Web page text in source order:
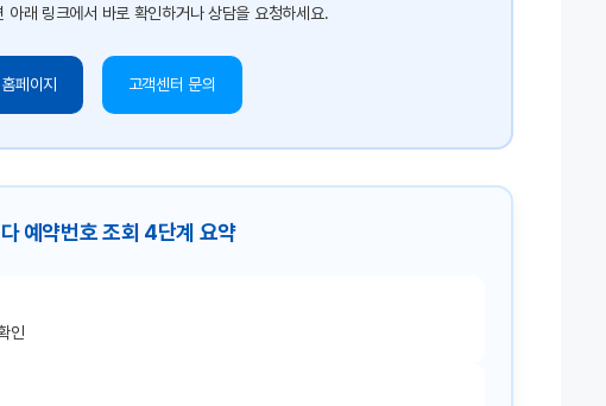
아래 링크에서 바로 확인하거나 상담을 요청하세요.
페이지 고객센터 문의
예약번호 조회 4단계 요약
인